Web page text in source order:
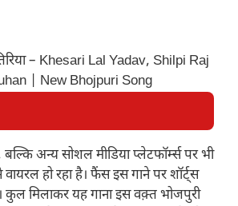
– Khesari Lal Yadav, Shilpi Raj
| New Bhojpuri Song
अन्य सोशल मीडिया प्लेटफॉर्म्स पर भी
हो रहा है। फैंस इस गाने पर शॉर्ट्स
कुल मिलाकर यह गाना इस वक़्त भोजपुरी